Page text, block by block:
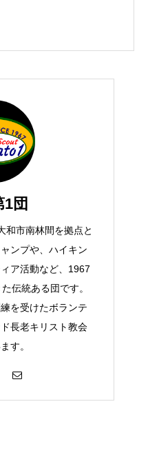
団
和市南林間を拠点と
ンプや、ハイキン
ア活動など、1967
伝統ある団です。
を受けたボランテ
長老キリスト教会
す。